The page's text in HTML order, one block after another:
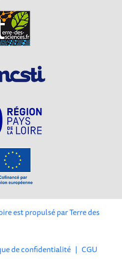
est propulsé parTerre des
de confidentialité | CGU